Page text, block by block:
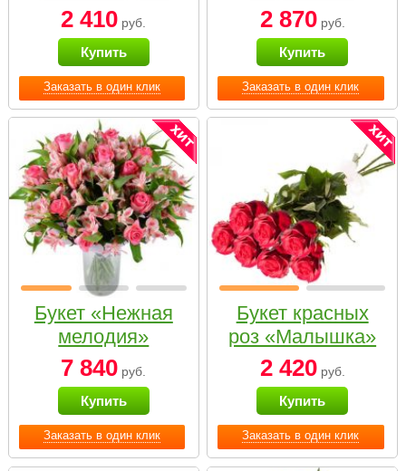
Заказать в один клик
2 410 руб.
Купить
Заказать в один клик
2 870руб.
Купить
Заказать в один клик
Букет «Нежная
мелодия»
7 840 руб.
Купить
Заказать в один клик
Букет красных
роз «Малышка»
2 420руб.
Купить